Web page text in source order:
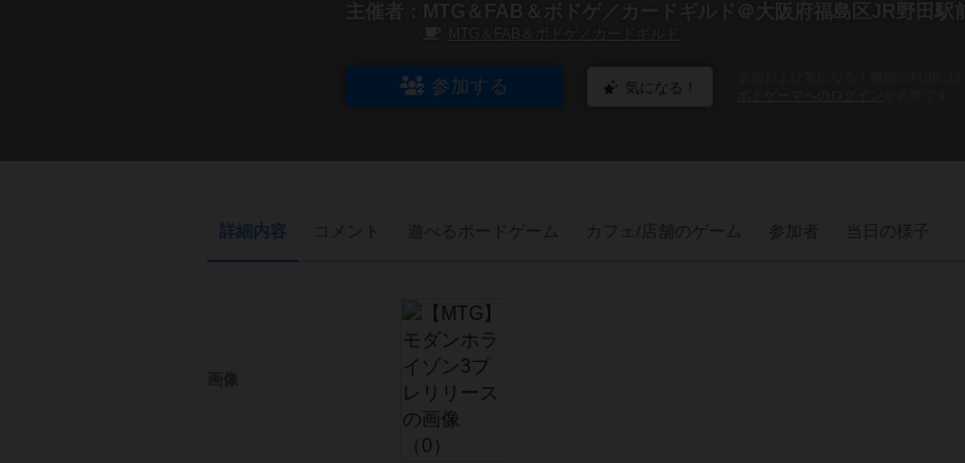
主催者：
MTG＆FAB＆ボドゲ／カードギルド＠大阪府福島区JR野田駅前
参加する 気になる！
詳細内容